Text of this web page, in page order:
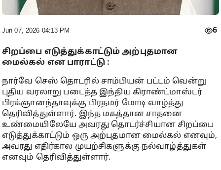
Jun 07, 2026 04:13 PM 6
சிறப்பை எடுத்துக்காட்டும் அற்புதமான
மைல்கல் என பாராட்டு :
நார்வே செஸ் தொடரில் சாம்பியன் பட்டம் வென்று
புதிய வரலாறு படைத்த இந்திய கிராண்ட்மாஸ்டர்
பிரக்ஞானந்தாவுக்கு பிரதமர் மோடி வாழ்த்து
தெரிவித்துள்ளார். இந்த மகத்தான சாதனை
உண்மையிலேயே அவரது தொடர்ச்சியான சிறப்பை
எடுத்துக்காட்டும் ஒரு அற்புதமான மைல்கல் எனவும்,
அவரது எதிர்கால முயற்சிகளுக்கு நல்வாழ்த்துகள்
எனவும் தெரிவித்துள்ளார்.